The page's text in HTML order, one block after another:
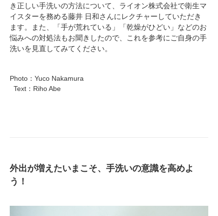
き正しい手洗いの方法について、ライオン株式会社で衛生マ
イスターを務める藤井 日和さんにレクチャーしていただき
ます。また、「手が荒れている」「乾燥がひどい」などのお
悩みへの対処法もお聞きしたので、これを参考にご自身の手
洗いを見直してみてください。
Photo：Yuco Nakamura
Text：Riho Abe
外出が増えたいまこそ、手洗いの意識を高めよ
う！